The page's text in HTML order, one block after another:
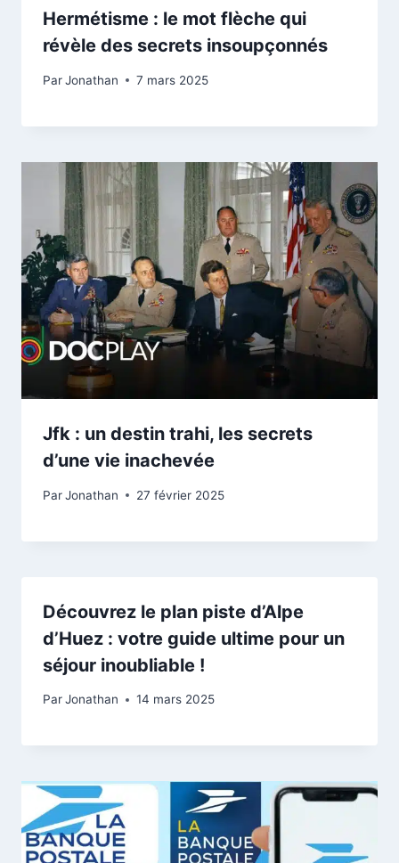
Hermétisme : le mot flèche qui
révèle des secrets insoupçonnés
ParJonathan 7 mars 2025
Jfk : un destin trahi, les secrets
d’une vie inachevée
ParJonathan 27 février 2025
Découvrez le plan piste d’Alpe
d’Huez : votre guide ultime pour un
séjour inoubliable !
ParJonathan 14 mars 2025